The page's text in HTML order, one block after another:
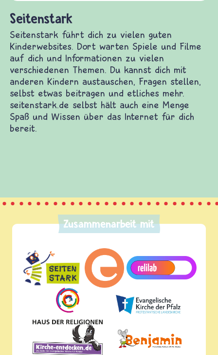
führt dich zu vielen guten Kinderwebsites.
Spiele und Filme auf dich und Informationen
verschiedenen Themen. Du kannst dich mit
austauschen, Fragen stellen, selbst
und etliches mehr. seitenstark.de selbst
eine Menge Spaß und Wissen über das Internet
Zusammenarbeit mit